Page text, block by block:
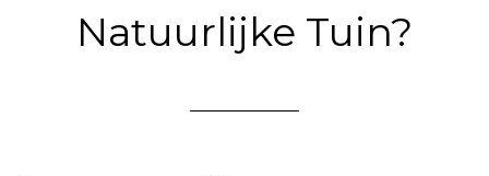
Natuurlijke Tuin?